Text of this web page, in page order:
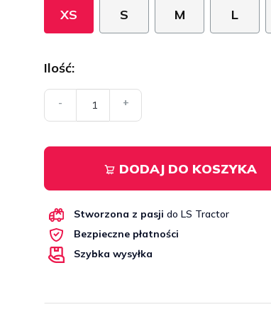
XS S M L
Ilość:
- +
DODAJ DO KOSZYKA
Stworzona z pasji do LS Tractor
Bezpieczne płatności
Szybka wysyłka